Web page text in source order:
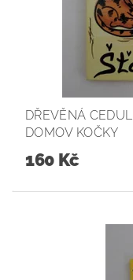
DŘEVĚNÁ
DOMOV KOČKY
160 Kč